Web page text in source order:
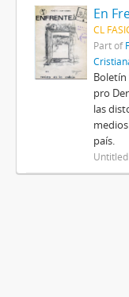
En
CL
Part of
Boletín
pro
las
país.
Untitled